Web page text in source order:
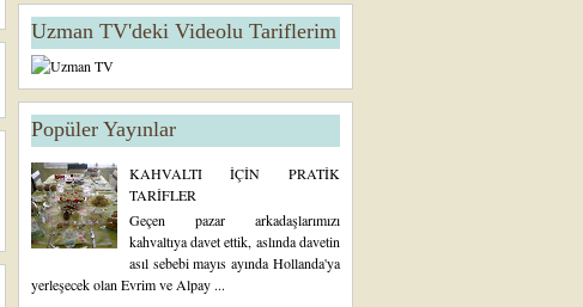
Uzman TV'deki Videolu Tariflerim
Popüler Yayınlar
KAHVALTI İÇİN PRATİK
TARİFLER
Geçen pazar arkadaşlarımızı
kahvaltıya davet ettik, aslında davetin
asıl sebebi mayıs ayında Hollanda'ya
yerleşecek olan Evrim ve Alpay ...